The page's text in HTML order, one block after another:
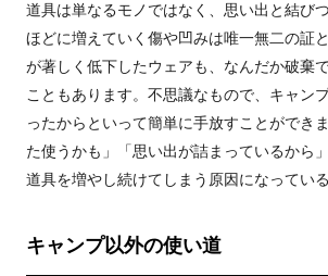
道具は単なるモノではなく、思い出と結び
ほどに増えていく傷や凹みは唯一無二の証
が著しく低下したウェアも、なんだか破棄
こともあります。不思議なもので、キャン
ったからといって簡単に手放すことができ
た使うかも」「思い出が詰まっているから
道具を増やし続けてしまう原因になっている
キャンプ以外の使い道